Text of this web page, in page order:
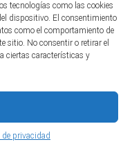
tecnologías como las cookies
dispositivo. El consentimiento
como el comportamiento de
sitio. No consentir o retirar el
ciertas características y
de privacidad